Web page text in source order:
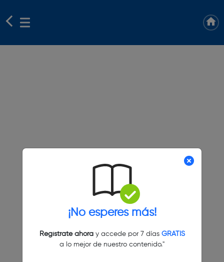
¡No esperes más!
Regístrate ahoray accede por 7 días GRATIS
a lo mejor de nuestro contenido."